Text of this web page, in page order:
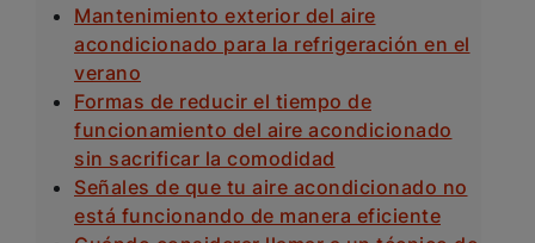
Mantenimiento exterior del aire
acondicionado para la refrigeración en el
verano
Formas de reducir el tiempo de
funcionamiento del aire acondicionado
sin sacrificar la comodidad
Señales de que tu aire acondicionado no
está funcionando de manera eficiente